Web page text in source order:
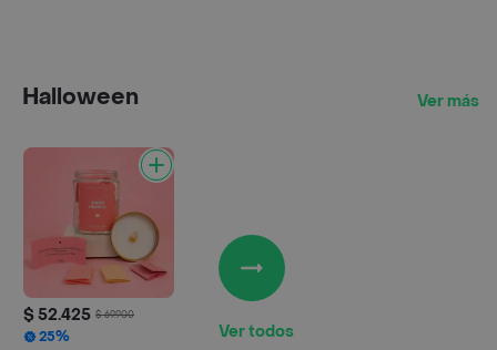
Halloween Ver más
$ 52.425 $ 69.900
25%
Ver todos